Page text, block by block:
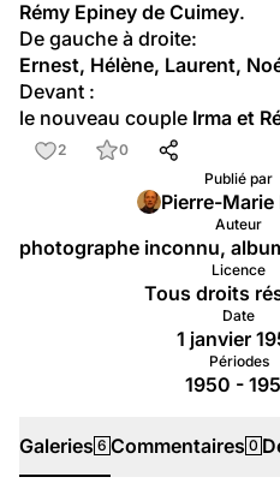
Rémy Epiney de Cuimey.
De gauche à droite:
Ernest, Hélène, Laurent,
Devant :
le nouveau couple Irma et
2
0
Publié par
Pierre-Marie
Auteur
photographe inconnu,
Licence
Tous droits
Date
1 janvier
Périodes
1950 -
Galeries 6 Commentaires 0